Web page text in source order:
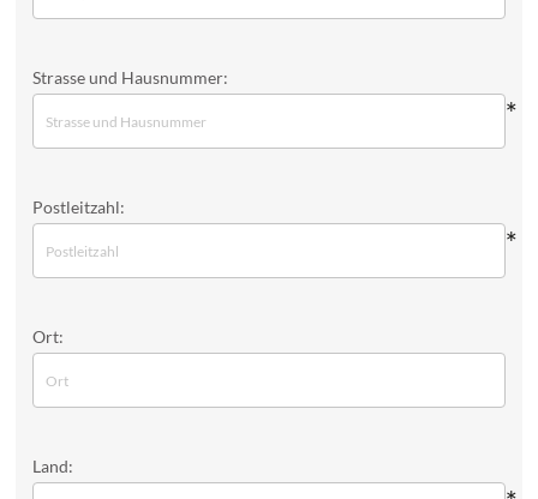
Strasse und Hausnummer:
*
Postleitzahl:
*
Ort:
Land: